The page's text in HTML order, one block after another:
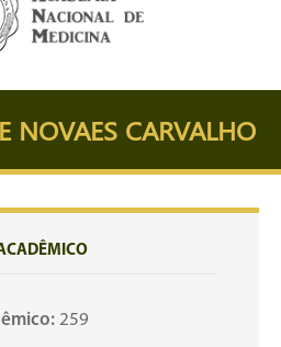
NOVAES CARVALHO
259